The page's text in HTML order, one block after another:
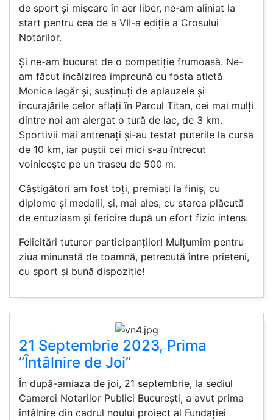
de sport și mișcare în aer liber, ne-am aliniat la
start pentru cea de a VII-a ediție a Crosului
Notarilor.
Și ne-am bucurat de o competiție frumoasă. Ne-
am făcut încălzirea împreună cu fosta atletă
Monica Iagăr și, susținuți de aplauzele și
încurajările celor aflați în Parcul Titan, cei mai mulți
dintre noi am alergat o tură de lac, de 3 km.
Sportivii mai antrenați și-au testat puterile la cursa
de 10 km, iar puștii cei mici s-au întrecut
voinicește pe un traseu de 500 m.
Câștigători am fost toți, premiați la finiș, cu
diplome și medalii, și, mai ales, cu starea plăcută
de entuziasm și fericire după un efort fizic intens.
Felicitări tuturor participanților! Mulțumim pentru
ziua minunată de toamnă, petrecută între prieteni,
cu sport și bună dispoziție!
21 Septembrie 2023, Prima
”Întâlnire de Joi”
În după-amiaza de joi, 21 septembrie, la sediul
Camerei Notarilor Publici București, a avut prima
întâlnire din cadrul noului proiect al Fundației